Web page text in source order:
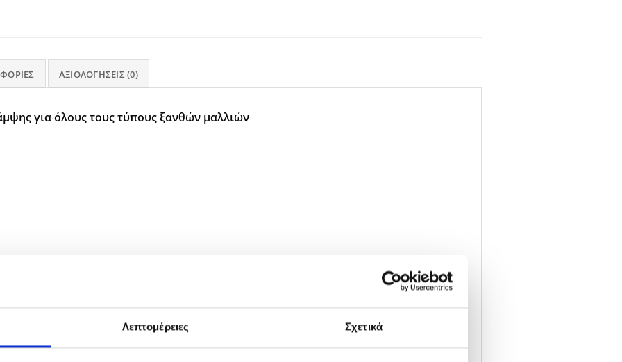
Λεπτομέρειες Σχετικά
ΑΞΙΟΛΟΓΉΣΕΙΣ (0)
για όλους τους τύπους ξανθών μαλλιών
πολυφαινόλες που θρέφουν τα μαλλιά και χαρίζουν λείο αποτέλεσμα στα